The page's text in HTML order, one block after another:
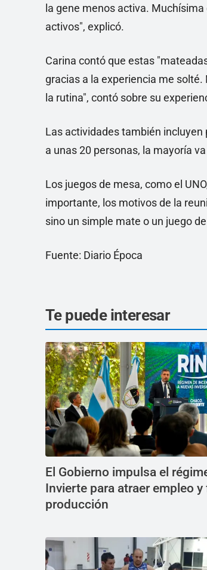
la gene menos activa.
activos", explicó.
Carina contó que estas
gracias a la experiencia me
la rutina", contó sobre su
Las actividades también
a unas 20 personas, la mayoría
Los juegos de mesa, como el
importante, los motivos de la
sino un simple mate o un juego
Fuente: Diario Época
Te puede interesar
El Gobierno impulsa el
Invierte para atraer empleo
producción